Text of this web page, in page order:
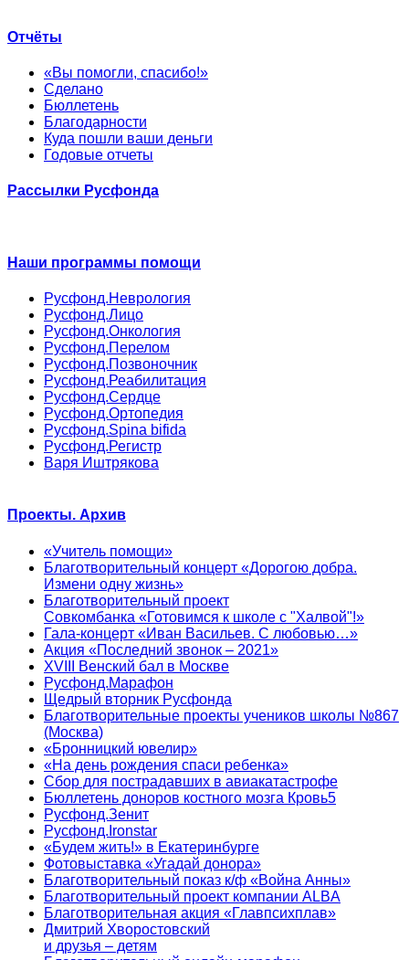
Отчёты
«Вы помогли, спасибо!»
Сделано
Бюллетень
Благодарности
Куда пошли ваши деньги
Годовые отчеты
Рассылки Русфонда
Наши программы помощи
Русфонд.Неврология
Русфонд.Лицо
Русфонд.Онкология
Русфонд.Перелом
Русфонд.Позвоночник
Русфонд.Реабилитация
Русфонд.Сердце
Русфонд.Ортопедия
Русфонд.Spina bifida
Русфонд.Регистр
Варя Иштрякова
Проекты. Архив
«Учитель помощи»
Благотворительный концерт «Дорогою добра.
Измени одну жизнь»
Благотворительный проект
Совкомбанка «Готовимся к школе с "Халвой"!»
Гала-концерт «Иван Васильев. С любовью…»
Акция «Последний звонок – 2021»
XVIII Венский бал в Москве
Русфонд.Марафон
Щедрый вторник Русфонда
Благотворительные проекты учеников школы №867
(Москва)
«Бронницкий ювелир»
«На день рождения спаси ребенка»
Сбор для пострадавших в авиакатастрофе
Бюллетень доноров костного мозга Кровь5
Русфонд.Зенит
Русфонд.Ironstar
«Будем жить!» в Екатеринбурге
Фотовыставка «Угадай донора»
Благотворительный показ к/ф «Война Анны»
Благотворительный проект компании ALBA
Благотворительная акция «Главпсихплав»
Дмитрий Хворостовский
и друзья – детям